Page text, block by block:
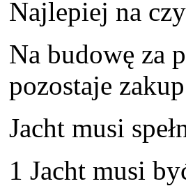
Najlepiej na
Na budowę za
pozostaje
Jacht musi
1 Jacht musi